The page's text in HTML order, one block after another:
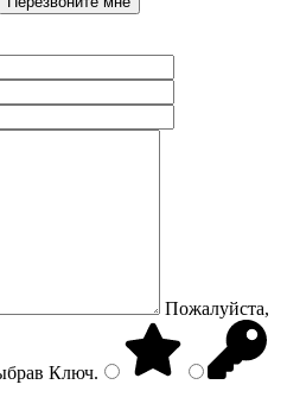
Пожалуйста,
Ключ.